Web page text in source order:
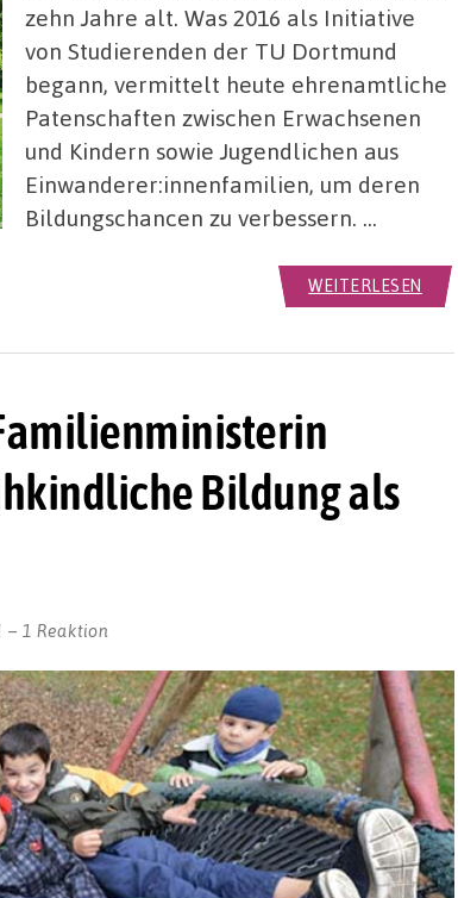
zehn Jahre alt. Was 2016 als Initiative
von Studierenden der TU Dortmund
begann, vermittelt heute ehrenamtliche
Patenschaften zwischen Erwachsenen
und Kindern sowie Jugendlichen aus
Einwanderer:innenfamilien, um deren
Bildungschancen zu verbessern. …
WEITERLESEN
Bildung als
1 Reaktion